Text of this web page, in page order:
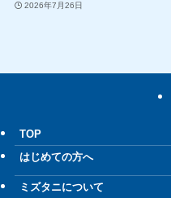
2026年7月26日
TOP
はじめての方へ
ミズタニについて